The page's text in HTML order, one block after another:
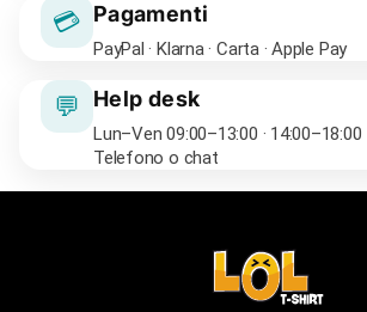
💳 Pagamenti
PayPal · Klarna · Carta · Apple Pay
💬 Help desk
Lun–Ven 09:00–13:00 · 14:00–18:00
Telefono o chat